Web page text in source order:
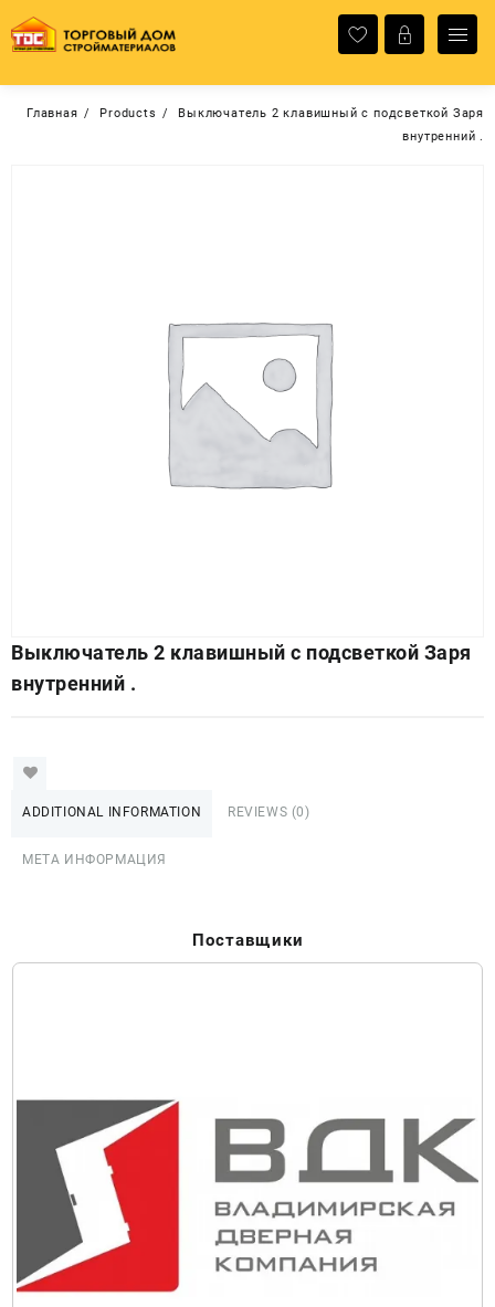
содержимому
Главная Products
Выключатель 2 клавишный с подсветкой Заря
внутренний .
Выключатель 2 клавишный с подсветкой Заря
внутренний .
ADDITIONAL INFORMATION REVIEWS (0)
МЕТА ИНФОРМАЦИЯ
Поставщики